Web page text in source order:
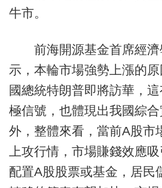
牛市。
前海開源基金首席經濟
示，本輪市場強勢上漲的
國總統特朗普即將訪華，
極信號，也體現出我國綜
外，整體來看，當前A股市
上攻行情，市場賺錢效應
配置A股股票或基金，居民